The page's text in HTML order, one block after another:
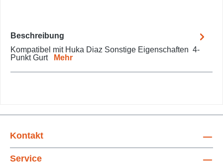
Beschreibung
Kompatibel mit Huka Diaz Sonstige Eigenschaften 4-
Punkt Gurt
Mehr
Kontakt
Service